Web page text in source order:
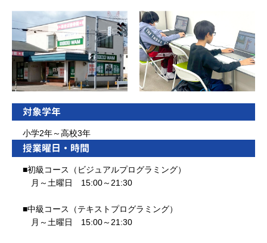
対象学年
小学2年～高校3年
授業曜日・時間
■初級コース（ビジュアルプログラミング）
月～土曜日 15:00～21:30
■中級コース（テキストプログラミング）
月～土曜日 15:00～21:30